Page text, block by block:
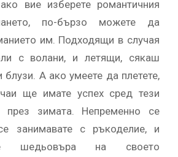
вие изберете романтичния
по-бързо можете да
им. Подходящи в случая
с волани, и летящи, сякаш
блузи. А ако умеете да плетете,
ще имате успех сред тези
зимата. Непременно се
занимавате с ръкоделие, и
шедьовъра на своето